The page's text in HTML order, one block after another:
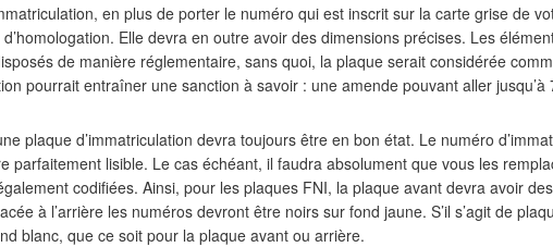
en plus de porter le numéro qui est inscrit sur la carte grise de
Elle devra en outre avoir des dimensions précises. Les
de manière réglementaire, sans quoi, la plaque serait considérée
pourrait entraîner une sanction à savoir : une amende pouvant aller jusqu’à
plaque d’immatriculation devra toujours être en bon état. Le numéro
parfaitement lisible. Le cas échéant, il faudra absolument que vous les
codifiées. Ainsi, pour les plaques FNI, la plaque avant devra avoir
à l’arrière les numéros devront être noirs sur fond jaune. S’il s’agit de
blanc, que ce soit pour la plaque avant ou arrière.